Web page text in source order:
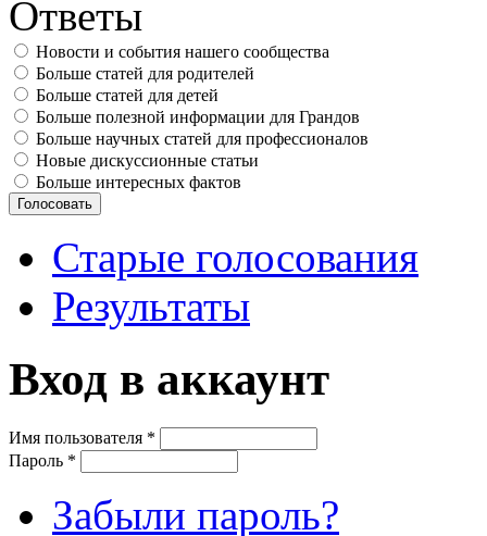
Ответы
Новости и события нашего сообщества
Больше статей для родителей
Больше статей для детей
Больше полезной информации для Грандов
Больше научных статей для профессионалов
Новые дискуссионные статьи
Больше интересных фактов
Старые голосования
Результаты
Вход в аккаунт
Имя пользователя *
Пароль *
Забыли пароль?